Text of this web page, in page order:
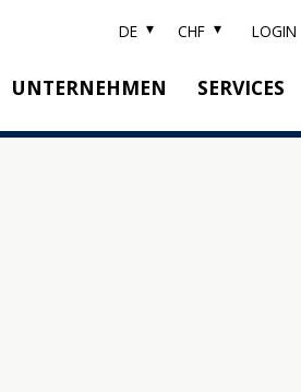
DE CHF LOGIN
UNTERNEHMEN SERVICES